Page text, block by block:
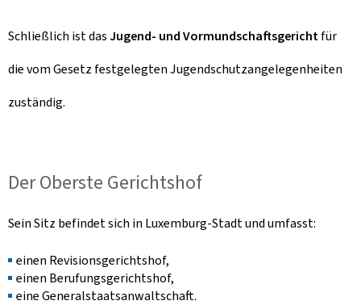
Schließlich ist dasJugend- und Vormundschaftsgerichtfür
die vom Gesetz festgelegten Jugendschutzangelegenheiten
zuständig.
Der Oberste Gerichtshof
Sein Sitz befindet sich in Luxemburg-Stadt und umfasst:
einen Revisionsgerichtshof,
einen Berufungsgerichtshof,
eine Generalstaatsanwaltschaft.